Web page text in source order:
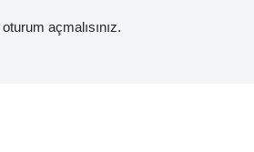
oturum açmalısınız.